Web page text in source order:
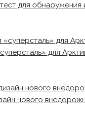
для
для
нового